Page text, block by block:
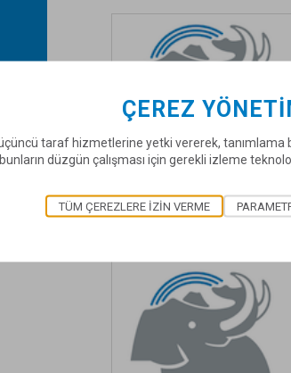
ÇEREZ
taraf hizmetlerine yetki vererek, tanımlama
bunların düzgün çalışması için gerekli izleme
TÜM ÇEREZLERE IZIN VERME